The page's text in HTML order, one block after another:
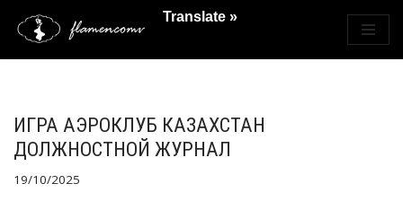
Saltar
ИГРА АЭРОКЛУБ КАЗАХСТАН
ДОЛЖНОСТНОЙ ЖУРНАЛ
19/10/2025
Translate »